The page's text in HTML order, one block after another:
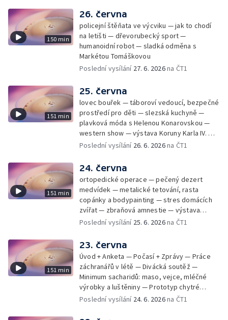
150 min
26. června
policejní štěňata ve výcviku — jak to chodí
na letišti — dřevorubecký sport —
humanoidní robot — sladká odměna s
Markétou Tomáškovou
Poslední vysílání 27. 6. 2026na ČT1
151 min
25. června
lovec bouřek — táboroví vedoucí, bezpečné
prostředí pro děti — slezská kuchyně —
plavková móda s Helenou Konarovskou —
western show — výstava Koruny Karla IV. —
mladý lezecký fenomén Josef Šindel
Poslední vysílání 26. 6. 2026na ČT1
151 min
24. června
ortopedické operace — pečený dezert
medvídek — metalické tetování, rasta
copánky a bodypainting — stres domácích
zvířat — zbraňová amnestie — výstava
mikrofotografií rostlin — fenomenální
Poslední vysílání 25. 6. 2026na ČT1
151 min
23. června
Úvod + Anketa — Počasí + Zprávy — Práce
záchranářů v létě — Divácká soutěž —
Minimum sacharidů: maso, vejce, mléčné
výrobky a luštěniny — Prototyp chytré
vložky do bot pro běžce — Anketa +
záchranářů v létě — Divácká soutěž —
Poslední vysílání 24. 6. 2026na ČT1